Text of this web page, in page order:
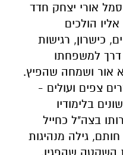
אורי יצחק חדד
הולכים
כישרון, רגישות
דרך למשפחתו
אור ושמחה שהפיץ.
צפים ועולים -
בלימודיו
בצה"ל כחייל
גילה מנהיגות